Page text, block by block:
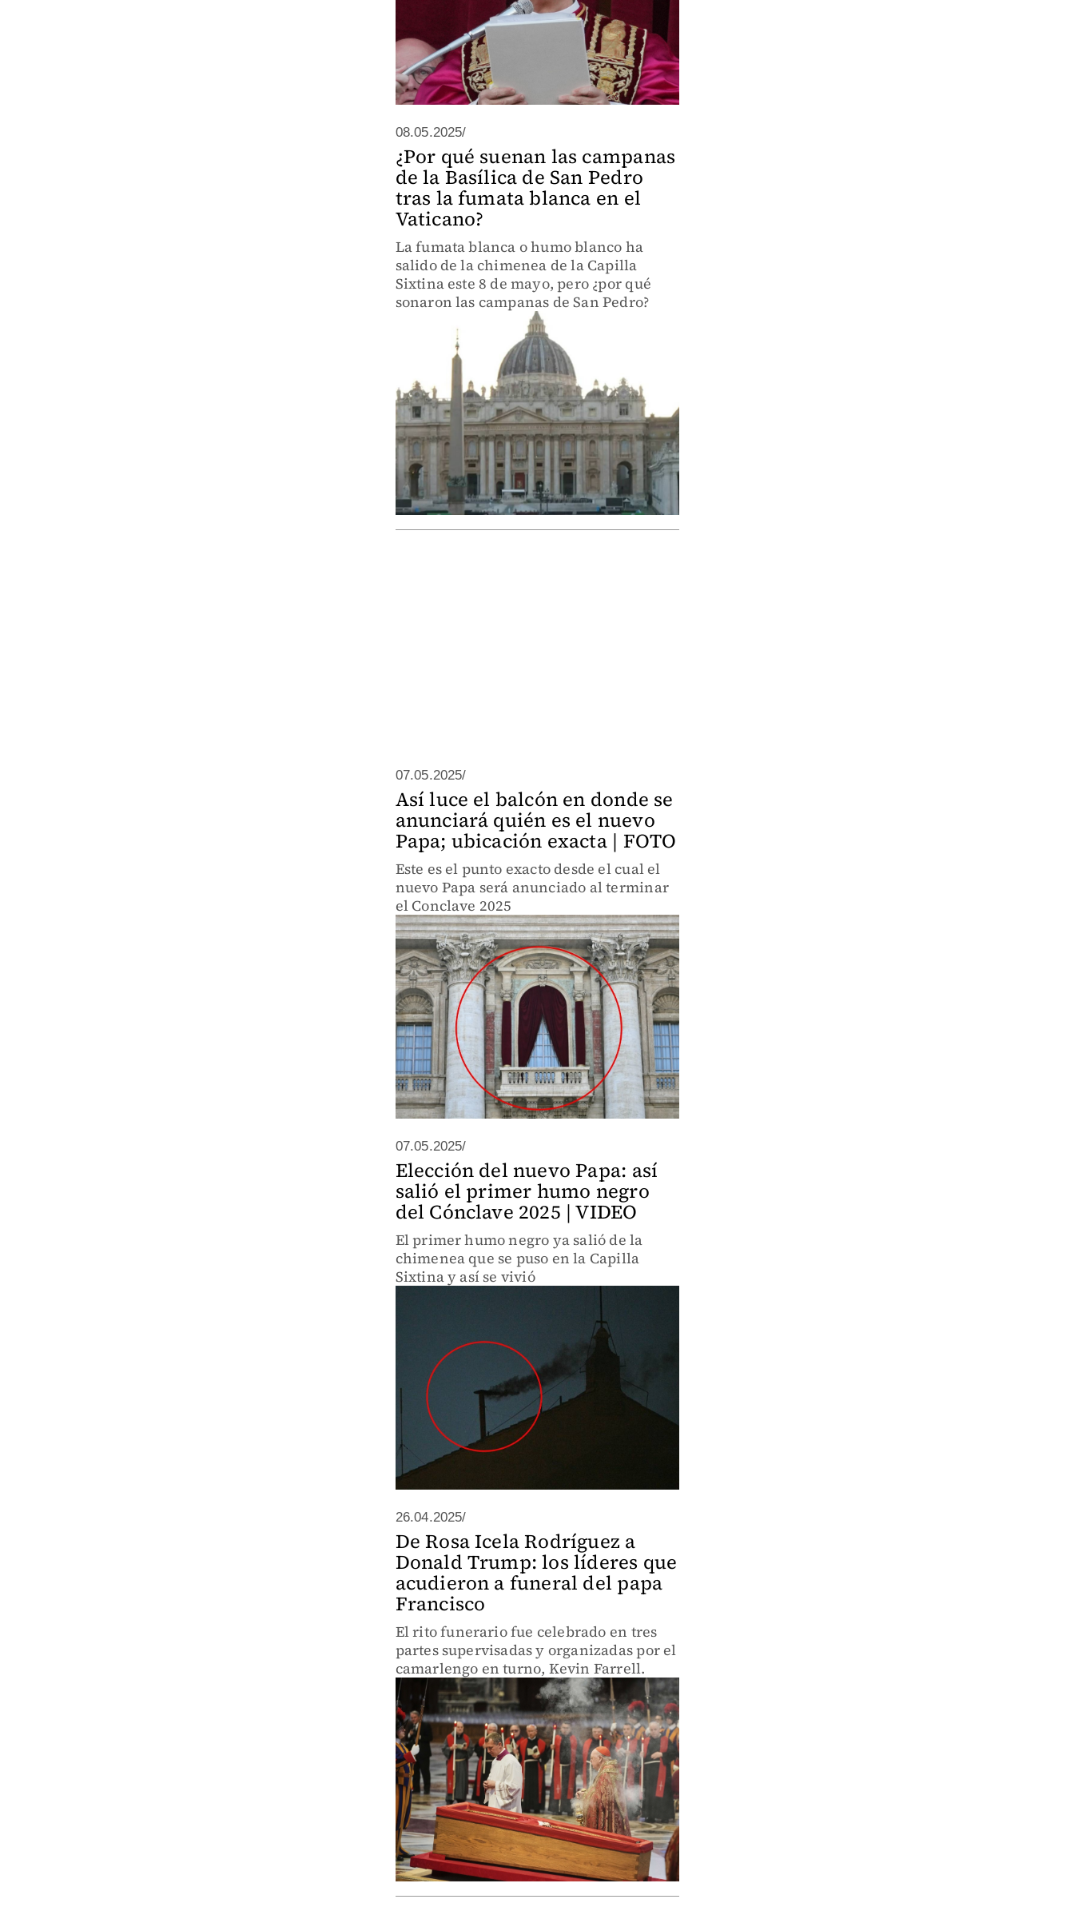
08.05.2025/
¿Por qué suenan las campanas
de la Basílica de San Pedro
tras la fumata blanca en el
Vaticano?
La fumata blanca o humo blanco ha
salido de la chimenea de la Capilla
Sixtina este 8 de mayo, pero ¿por qué
sonaron las campanas de San Pedro?
07.05.2025/
Así luce el balcón en donde se
anunciará quién es el nuevo
Papa; ubicación exacta | FOTO
Este es el punto exacto desde el cual el
nuevo Papa será anunciado al terminar
el Conclave 2025
07.05.2025/
Elección del nuevo Papa: así
salió el primer humo negro
del Cónclave 2025 | VIDEO
El primer humo negro ya salió de la
chimenea que se puso en la Capilla
Sixtina y así se vivió
26.04.2025/
De Rosa Icela Rodríguez a
Donald Trump: los líderes que
acudieron a funeral del papa
Francisco
El rito funerario fue celebrado en tres
partes supervisadas y organizadas por el
camarlengo en turno, Kevin Farrell.